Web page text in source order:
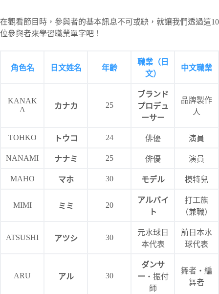
在觀看節目時，參與者的基本訊息不可或缺，就讓我們透過這10
位參與者來學習職業單字吧！
角色名 日文姓名 年齡
職業（日
文）
中文職業
KANAK
A
カナカ 25
ブランド
プロデュ
ーサー
品牌製作
人
TOHKO トウコ 24 俳優 演員
NANAMI ナナミ 25 俳優 演員
MAHO マホ 30 モデル 模特兒
MIMI ミミ 20
アルバイ
ト
打工族
（兼職）
ATSUSHI アツシ 30
元水球日
本代表
前日本水
球代表
ARU アル 30
ダンサ
ー ・振付
師
舞者・編
舞者